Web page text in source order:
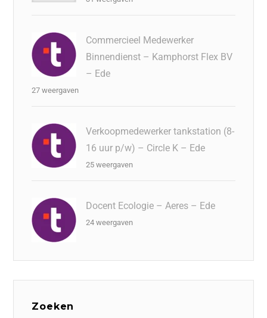
Commercieel Medewerker
Binnendienst – Kamphorst Flex BV
– Ede
27 weergaven
Verkoopmedewerker tankstation (8-
16 uur p/w) – Circle K – Ede
25 weergaven
Docent Ecologie – Aeres – Ede
24 weergaven
Zoeken